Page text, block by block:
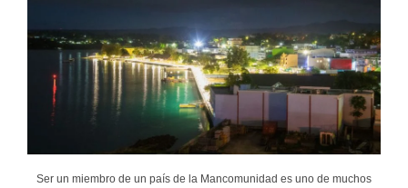
Ser un miembro de un país de la Mancomunidad es uno de muchos